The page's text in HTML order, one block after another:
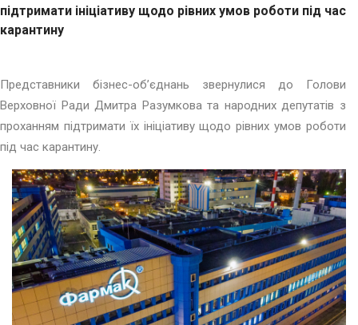
підтримати ініціативу щодо рівних умов роботи під час
карантину
Представники бізнес-об’єднань звернулися до Голови
Верховної Ради Дмитра Разумкова та народних депутатів з
проханням підтримати їх ініціативу щодо рівних умов роботи
під час карантину.